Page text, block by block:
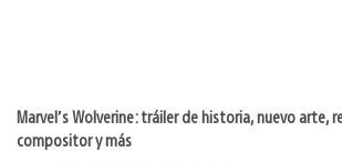
Marvel’s Wolverine: tráiler de historia, nuevo arte,
compositor y más